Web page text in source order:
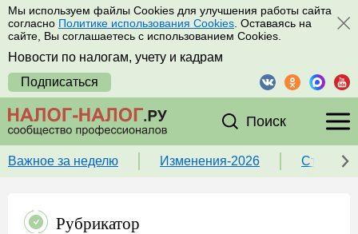
Мы используем файлы Cookies для улучшения работы сайта
согласно Политике использования Cookies . Оставаясь на
сайте, Вы соглашаетесь с использованием Cookies.
Новости по налогам, учету и кадрам
Подписаться
Поиск
Важное за неделю Изменения-2026 Ставка
Рубрикатор